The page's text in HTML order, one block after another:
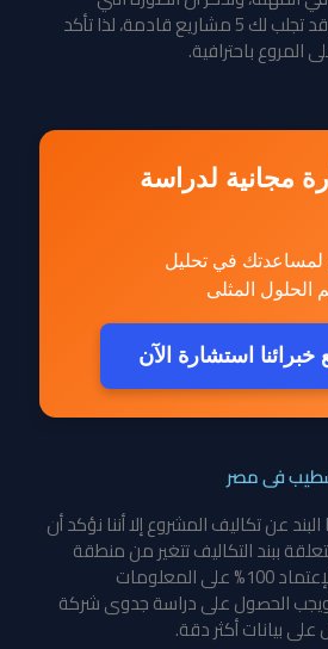
ستنشرها لهذا المشروع قد تجلب لك 5 مشاريع قادمة، لذا تأكد
باحترافية.
مجانية لدراسة
لمساعدتك في تحليل
المثلى
خبرائنا استشارة الآن
فى مصر
عن تكاليف المشروع إلا أننا نؤكد أن
ببند التكاليف تتغير من منطقة
لأخرى وعليه يجب عدم الإعتماد 100% على المعلومات
ويجب الحصول على دراسة جدوى شركة
بيانات أكثر دقة.